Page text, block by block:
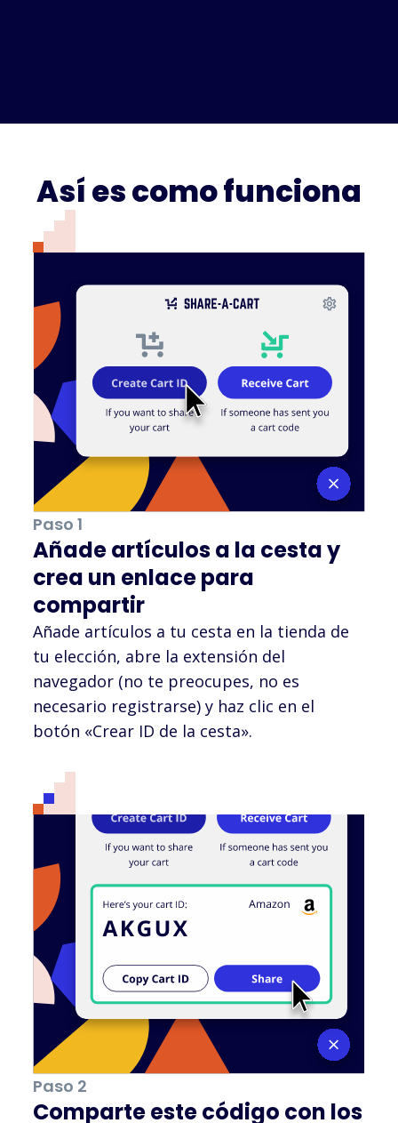
Así es como funciona
Paso 1
Añade artículos a la cesta y
crea un enlace para
compartir
Añade artículos a tu cesta en la tienda de
tu elección, abre la extensión del
navegador (no te preocupes, no es
necesario registrarse) y haz clic en el
botón «Crear ID de la cesta».
Paso 2
Comparte este código con los